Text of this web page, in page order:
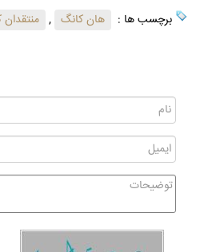
برچسب ها : هان کانگ ,